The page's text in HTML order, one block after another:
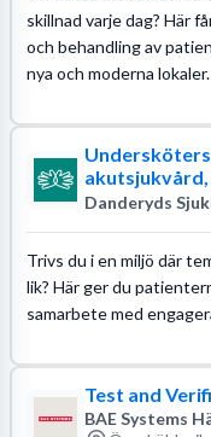
skillnad varje dag? Här
och behandling av
nya och moderna lokaler.
Danderyds
Trivs du i en miljö där
lik? Här ger du
samarbete med
Test and
BAE Systems